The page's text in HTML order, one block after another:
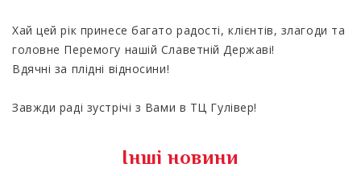
Хай цей рік принесе багато радості, клієнтів, злагоди та
головне Перемогу нашій Славетній Державі!
Вдячні за плідні відносини!
Завжди раді зустрічі з Вами в ТЦ Гулівер!
Інші новини